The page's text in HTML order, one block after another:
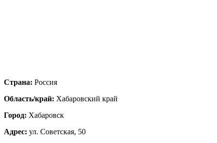
Страна: Россия
Область/край: Хабаровский край
Город: Хабаровск
Адрес: ул. Советская, 50